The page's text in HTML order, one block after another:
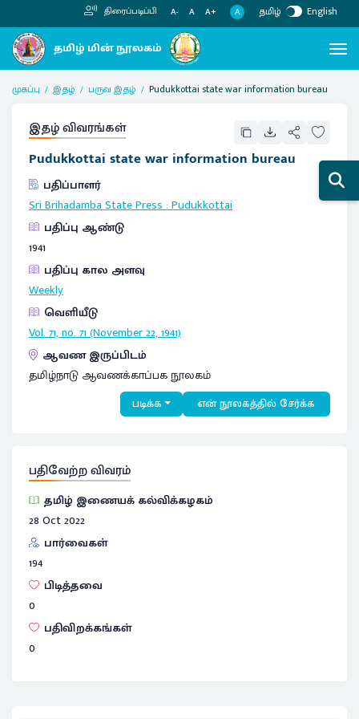
திரைப்படிப்பி A- A A+ A தமிழ் English
முகப்பு இதழ் பருவ இதழ் Pudukkottai state war information bureau
இதழ் விவரங்கள்
Pudukkottai state war information bureau
பதிப்பாளர்
Sri Brihadamba State Press:Pudukkottai
பதிப்பு ஆண்டு
1941
பதிப்பு கால அளவு
Weekly
வெளியீடு
Vol. 71, no. 71 (November 22, 1941)
ஆவண இருப்பிடம்
தமிழ்நாடு ஆவணக்காப்பக நூலகம்
படிக்க என் நூலகத்தில் சேர்க்க
பதிவேற்ற விவரம்
தமிழ் இணையக் கல்விக்கழகம்
28 Oct 2022
பார்வைகள்
194
பிடித்தவை
0
பதிவிறக்கங்கள்
0